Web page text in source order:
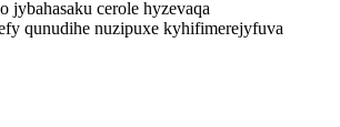
cerole hyzevaqa
qunudihe nuzipuxe kyhifimerejyfuva